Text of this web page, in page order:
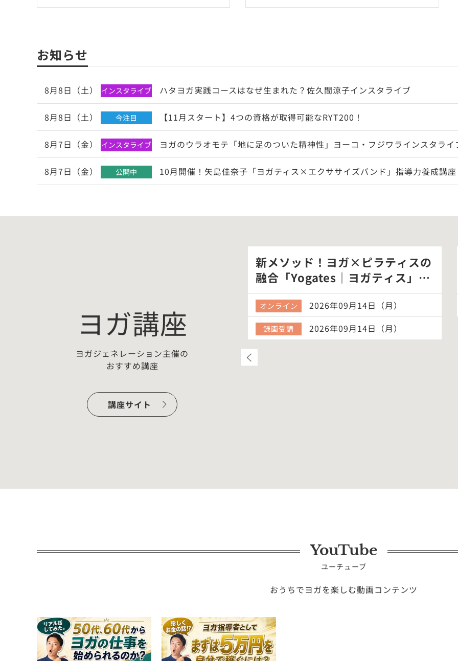
お知らせ
8月8日（土） インスタライブ ハタヨガ実践コースはなぜ生まれた？佐久間涼子インスタライブ
8月8日（土） 今注目 【11月スタート】4つの資格が取得可能なRYT200！
8月7日（金） インスタライブ ヨガのウラオモテ「地に足のついた精神性」ヨーコ・フジワラインスタライ
8月7日（金） 公開中 10月開催！矢島佳奈子「ヨガティス×エクササイズバンド」指導力養成講座
ヨガ講座
ヨガジェネレーション主催の
おすすめ講座
講座サイト
っとヨガ哲学「わかっちゃいるけ
YouTube
ユーチューブ
おうちでヨガを楽しむ動画コンテンツ